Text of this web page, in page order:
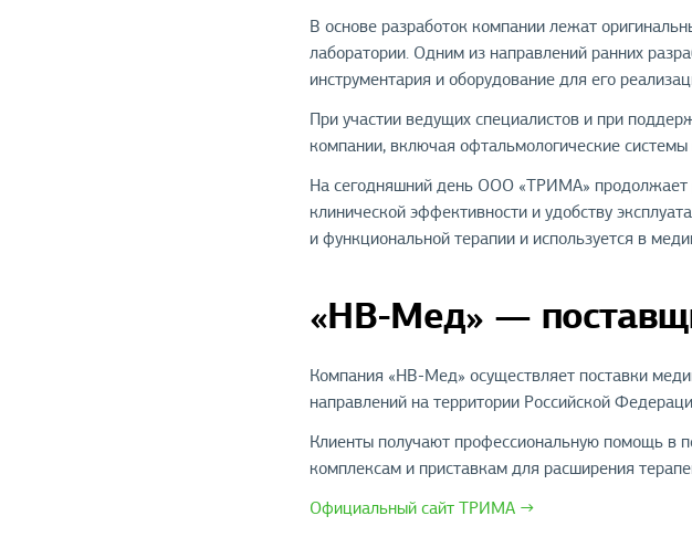
В основе разработок компании лежат
лаборатории. Одним из направлений ранних
инструментария и оборудование для его
При участии ведущих специалистов и при
компании, включая офтальмологические
На сегодняшний день ООО «ТРИМА» продолжает
клинической эффективности и удобству
и функциональной терапии и используется в
«НВ-Мед» —
Компания «НВ-Мед» осуществляет поставки
направлений на территории Российской
Клиенты получают профессиональную помощь в
комплексам и приставкам для расширения
Официальный сайт ТРИМА →